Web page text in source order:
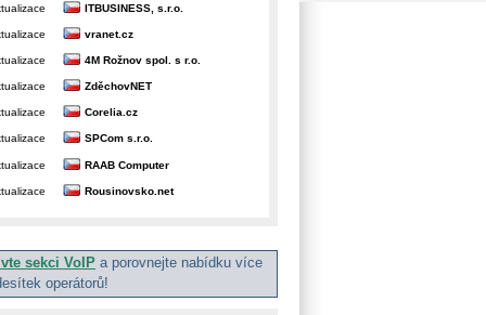
ITBUSINESS, s.r.o.
vranet.cz
4M Rožnov spol. s r.o.
ZděchovNET
Corelia.cz
SPCom s.r.o.
RAAB Computer
Rousinovsko.net
sekci VoIP a porovnejte nabídku více
operátorů!